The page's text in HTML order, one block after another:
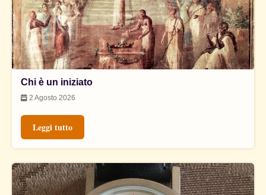
Chi è un iniziato
2 Agosto 2026
Leggi tutto